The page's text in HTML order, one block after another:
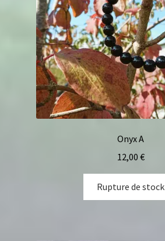
Onyx A
12,00 €
Rupture de stock